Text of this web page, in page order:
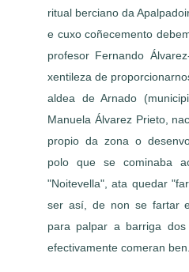
ritual berciano da
e cuxo coñecemento
profesor Fernando
xentileza de
aldea de Arnado
Manuela Álvarez Prieto,
propio da zona o
polo que se cominaba
"Noitevella", ata quedar
ser así, de non se fartar
para palpar a barriga
efectivamente comeran ben.